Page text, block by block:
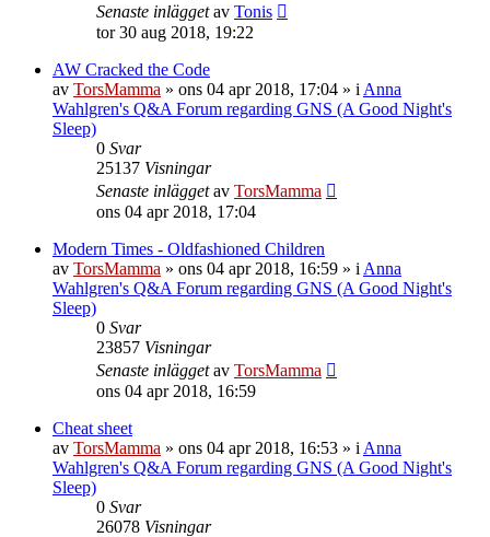
Senaste inläggetav Tonis
tor 30 aug 2018, 19:22
AW Cracked the Code
av TorsMamma » ons 04 apr 2018, 17:04 » i Anna
Wahlgren's Q&A Forum regarding GNS (A Good Night's
Sleep)
0 Svar
25137 Visningar
Senaste inläggetav TorsMamma
ons 04 apr 2018, 17:04
Modern Times - Oldfashioned Children
av TorsMamma » ons 04 apr 2018, 16:59 » i Anna
Wahlgren's Q&A Forum regarding GNS (A Good Night's
Sleep)
0 Svar
23857 Visningar
Senaste inläggetav TorsMamma
ons 04 apr 2018, 16:59
Cheat sheet
av TorsMamma » ons 04 apr 2018, 16:53 » i Anna
Wahlgren's Q&A Forum regarding GNS (A Good Night's
Sleep)
0 Svar
26078 Visningar